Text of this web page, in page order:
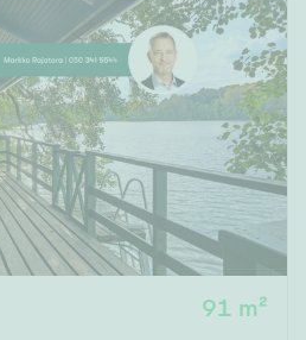
000 €
Kokonaispinta-ala91 m²